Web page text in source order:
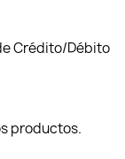
Crédito/Débito
productos.